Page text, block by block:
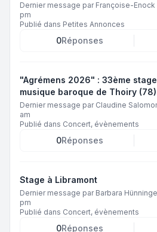
Dernier message par Françoise-Enock
pm
Publié dans Petites Annonces
0Réponses
"Agrémens 2026" : 33ème
musique baroque de Thoiry (78)
Dernier message par Claudine
am
Publié dans Concert, évènements
0Réponses
Stage à Libramont
Dernier message par Barbara
pm
Publié dans Concert, évènements
0Réponses